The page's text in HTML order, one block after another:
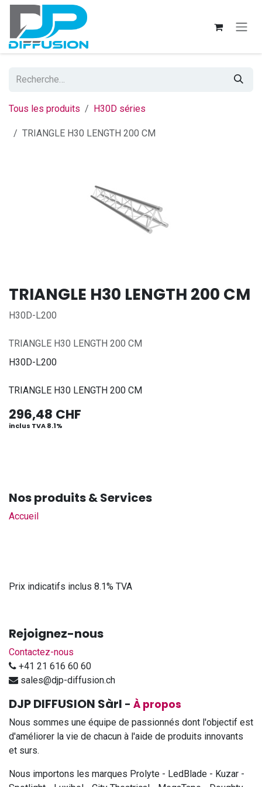
Se rendre au contenu
Tous les produits H30D séries
TRIANGLE H30 LENGTH 200 CM
TRIANGLE H30 LENGTH 200 CM
H30D-L200
TRIANGLE H30 LENGTH 200 CM
H30D-L200
TRIANGLE H30 LENGTH 200 CM
296,48 CHF
inclus TVA 8.1%
Nos produits & Services
Accueil
Prix indicatifs inclus 8.1% TVA
Rejoignez-nous
Contactez-nous
+41 21 616 60 60
sales@djp-diffusion.ch
DJP DIFFUSION Sàrl - À propos
Nous sommes une équipe de passionnés dont l'objectif est
d'améliorer la vie de chacun à l'aide de produits innovants
et surs.
Nous importons les marques Prolyte - LedBlade - Kuzar -